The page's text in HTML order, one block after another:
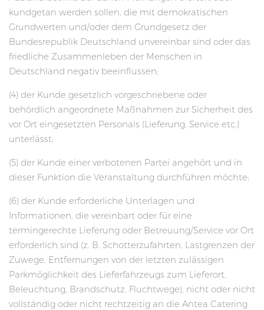
kundgetan werden sollen, die mit demokratischen
Grundwerten und/oder dem Grundgesetz der
Bundesrepublik Deutschland unvereinbar sind oder das
friedliche Zusammenleben der Menschen in
Deutschland negativ beeinflussen;
(4) der Kunde gesetzlich vorgeschriebene oder
behördlich angeordnete Maßnahmen zur Sicherheit des
vor Ort eingesetzten Personals (Lieferung, Service etc.)
unterlässt;
(5) der Kunde einer verbotenen Partei angehört und in
dieser Funktion die Veranstaltung durchführen möchte;
(6) der Kunde erforderliche Unterlagen und
Informationen, die vereinbart oder für eine
termingerechte Lieferung oder Betreuung/Service vor Ort
erforderlich sind (z. B. Schotterzufahrten, Lastgrenzen der
Zuwege, Entfernungen von der letzten zulässigen
Parkmöglichkeit des Lieferfahrzeugs zum Lieferort,
Beleuchtung, Brandschutz, Fluchtwege), nicht oder nicht
vollständig oder nicht rechtzeitig an die Antea Catering